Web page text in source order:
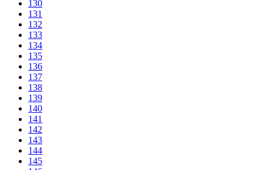
130
131
132
133
134
135
136
137
138
139
140
141
142
143
144
145